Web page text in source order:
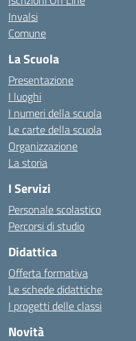
Invalsi
Comune
La Scuola
Presentazione
I luoghi
I numeri della scuola
Le carte della scuola
Organizzazione
La storia
I Servizi
Personale scolastico
Percorsi di studio
Didattica
Offerta formativa
Le schede didattiche
I progetti delle classi
Novità